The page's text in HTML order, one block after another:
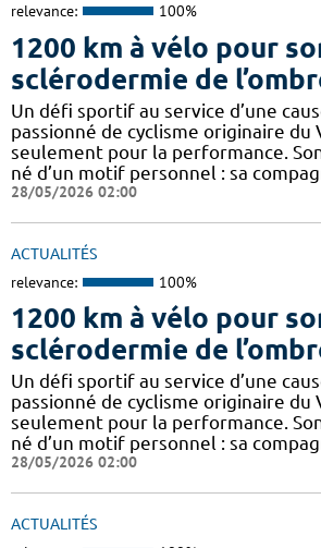
relevance: 100%
1200 km à vélo pour
sclérodermie de
Un défi sportif au service d’une
passionné de cyclisme originaire du
seulement pour la performance.
né d’un motif personnel : sa
28/05/2026 02:00
ACTUALITÉS
relevance: 100%
1200 km à vélo pour
sclérodermie de
Un défi sportif au service d’une
passionné de cyclisme originaire du
seulement pour la performance.
né d’un motif personnel : sa
28/05/2026 02:00
ACTUALITÉS